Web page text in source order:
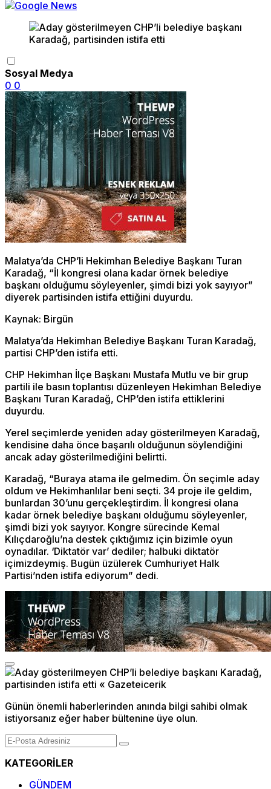
Sosyal Medya
0 0
Malatya’da CHP’li Hekimhan Belediye Başkanı Turan
Karadağ, “İl kongresi olana kadar örnek belediye
başkanı olduğumu söyleyenler, şimdi bizi yok sayıyor”
diyerek partisinden istifa ettiğini duyurdu.
Kaynak: Birgün
Malatya’da Hekimhan Belediye Başkanı Turan Karadağ,
partisi CHP’den istifa etti.
CHP Hekimhan İlçe Başkanı Mustafa Mutlu ve bir grup
partili ile basın toplantısı düzenleyen Hekimhan Belediye
Başkanı Turan Karadağ, CHP’den istifa ettiklerini
duyurdu.
Yerel seçimlerde yeniden aday gösterilmeyen Karadağ,
kendisine daha önce başarılı olduğunun söylendiğini
ancak aday gösterilmediğini belirtti.
Karadağ, “Buraya atama ile gelmedim. Ön seçimle aday
oldum ve Hekimhanlılar beni seçti. 34 proje ile geldim,
bunlardan 30’unu gerçekleştirdim. İl kongresi olana
kadar örnek belediye başkanı olduğumu söyleyenler,
şimdi bizi yok sayıyor. Kongre sürecinde Kemal
Kılıçdaroğlu’na destek çıktığımız için bizimle oyun
oynadılar. ‘Diktatör var’ dediler; halbuki diktatör
içimizdeymiş. Bugün üzülerek Cumhuriyet Halk
Partisi’nden istifa ediyorum” dedi.
Günün önemli haberlerinden anında bilgi sahibi olmak
istiyorsanız eğer haber bültenine üye olun.
KATEGORİLER
GÜNDEM